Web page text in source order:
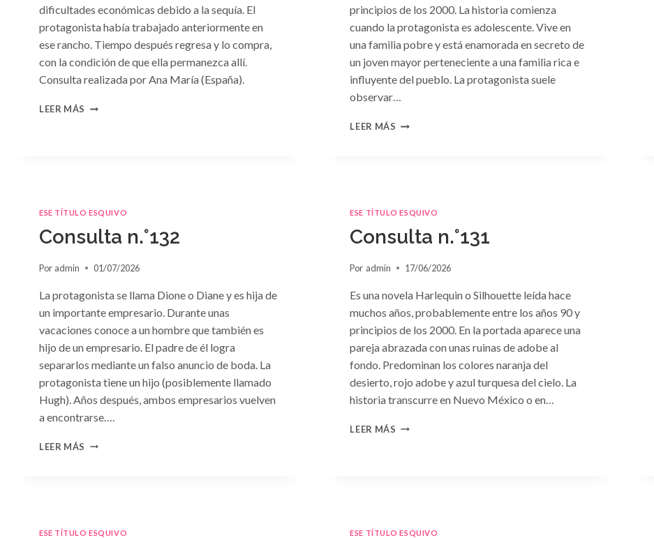
dificultades económicas debido a la sequía. El
protagonista había trabajado anteriormente en
ese rancho. Tiempo después regresa y lo compra,
con la condición de que ella permanezca allí.
Consulta realizada por Ana María (España).
LEER MÁS CONSULTA
principios de los 2000. La historia comienza
cuando la protagonista es adolescente. Vive en
una familia pobre y está enamorada en secreto de
un joven mayor perteneciente a una familia rica e
influyente del pueblo. La protagonista suele
observar…
LEER MÁS CONSULTA
ESE TÍTULO ESQUIVO
Consulta n.°132
Por admin 01/07/2026
La protagonista se llama Dione o Diane y es hija de
un importante empresario. Durante unas
vacaciones conoce a un hombre que también es
hijo de un empresario. El padre de él logra
separarlos mediante un falso anuncio de boda. La
protagonista tiene un hijo (posiblemente llamado
Hugh). Años después, ambos empresarios vuelven
a encontrarse….
LEER MÁS CONSULTA
ESE TÍTULO ESQUIVO
Consulta n.°131
Por admin 17/06/2026
Es una novela Harlequin o Silhouette leída hace
muchos años, probablemente entre los años 90 y
principios de los 2000. En la portada aparece una
pareja abrazada con unas ruinas de adobe al
fondo. Predominan los colores naranja del
desierto, rojo adobe y azul turquesa del cielo. La
historia transcurre en Nuevo México o en…
LEER MÁS CONSULTA
ESE TÍTULO ESQUIVO ESE TÍTULO ESQUIVO